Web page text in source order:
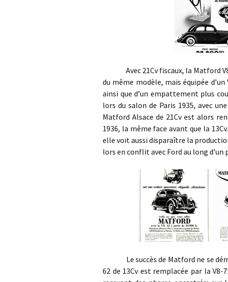
Avec 21Cv fiscaux, la Matford V8
du même modèle, mais équipée
ainsi que d’un empattement plus
lors du salon de Paris 1935, avec
Matford Alsace de 21Cv est alors
1936, la même face avant que la
elle voit aussi disparaître la
lors en conflit avec Ford au long d’un
Le succès de Matford ne se
62 de 13Cv est remplacée par la